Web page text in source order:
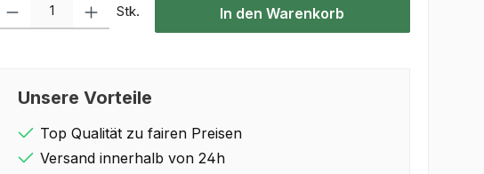
Stk. In den Warenkorb
Unsere Vorteile
Top Qualität zu fairen Preisen
Versand innerhalb von 24h